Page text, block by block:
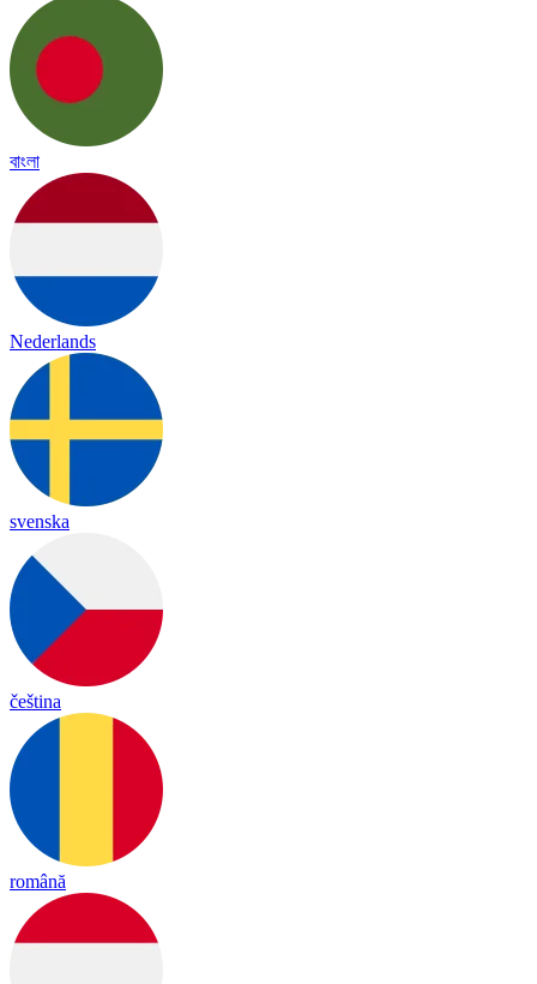
বাংলা
Nederlands
svenska
čeština
română